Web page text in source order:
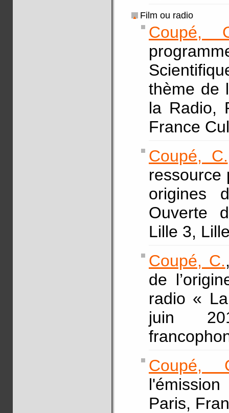
Film ou radio
Coupé,
thème de
la Radio,
France
Coupé, C.
ressource
origines
Ouverte
Lille 3,
Coupé, C.
de
radio «
juin
Coupé,
Paris,